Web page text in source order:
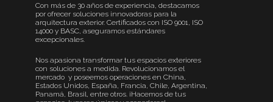
Con más de 30 años de experiencia, destacamos
por ofrecer soluciones innovadoras para la
arquitectura exterior. Certificados con ISO 9001, ISO
14000 y BASC, aseguramos estándares
excepcionales.
Nos apasiona transformar tus espacios exteriores
con soluciones a medida. Revolucionamos el
mercado y poseemos operaciones en China,
Estados Unidos, España, Francia, Chile, Argentina,
Panamá, Brasil, entre otros. ¡Hacemos de tus